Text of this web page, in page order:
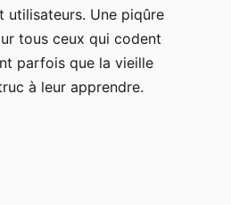
utilisateurs. Une piqûre
tous ceux qui codent
parfois que la vieille
à leur apprendre.